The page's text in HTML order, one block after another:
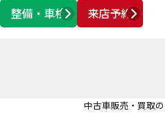
整備・車検
来店予約
営業時間 AM10:00 ～ PM6:00
中古車販売・買取